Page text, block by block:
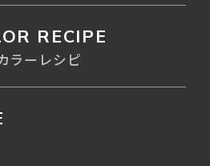
RECIPE
ラーレシピ